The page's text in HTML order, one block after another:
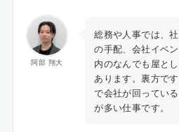
阿部 翔大
総務や人事では、
の手配、会社イベ
内のなんでも屋と
あります。裏方で
で会社が回ってい
が多い仕事です。